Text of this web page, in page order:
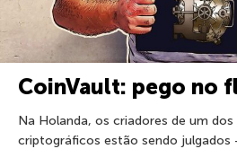
CoinVault: pego no
Na Holanda, os criadores de um
criptográficos estão sendo julgados